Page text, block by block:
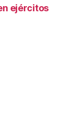
ejércitos